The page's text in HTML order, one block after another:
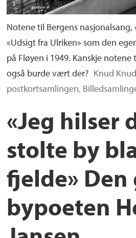
Notene til Bergens nasjonalsang,
«Udsigt fra Ulriken» som den
på Fløyen i 1949. Kanskje notene
også burde vært der? Knud
postkortsamlingen,
«Jeg hilser
stolte by
fjelde»
bypoeten